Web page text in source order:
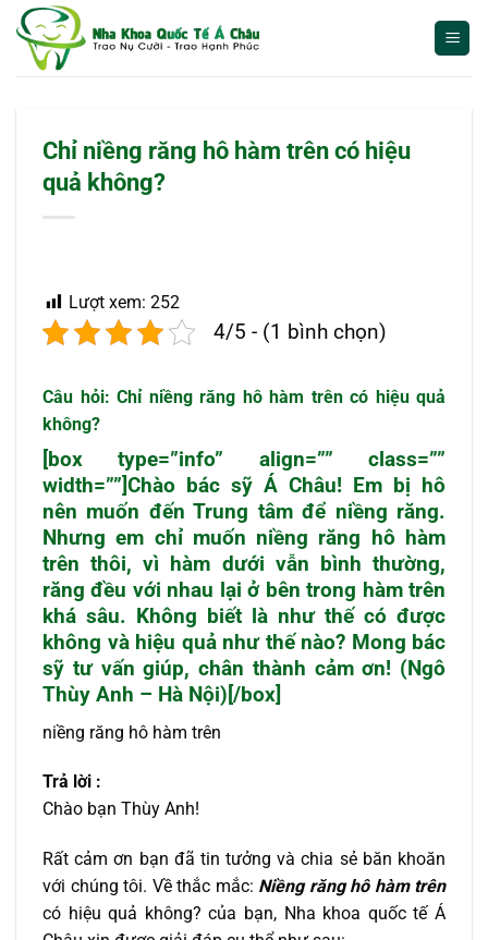
qua
Chỉ niềng răng hô hàm trên có hiệu
quả không?
Lượt xem: 252
4/5 - (1 bình chọn)
Câu hỏi: Chỉ niềng răng hôhàm trên có hiệu quả
không?
[box type=”info” align=”” class=””
width=””]Chào bác sỹ Á Châu! Em bị hô
nên muốn đến Trung tâm để niềng răng.
Nhưng em chỉ muốn niềng răng hô hàm
trên thôi, vì hàm dưới vẫn bình thường,
răng đều với nhau lại ở bên trong hàm trên
khá sâu. Không biết là như thế có được
không và hiệu quả như thế nào? Mong bác
sỹ tư vấn giúp, chân thành cảm ơn! (Ngô
Thùy Anh – Hà Nội)[/box]
niềng răng hô hàm trên
Trả lời :
Chào bạn Thùy Anh!
Rất cảm ơn bạn đã tin tưởng và chia sẻ băn khoăn
với chúng tôi. Về thắc mắc: Niềng răng hô hàm trên
có hiệu quả không? của bạn, Nha khoa quốc tế Á